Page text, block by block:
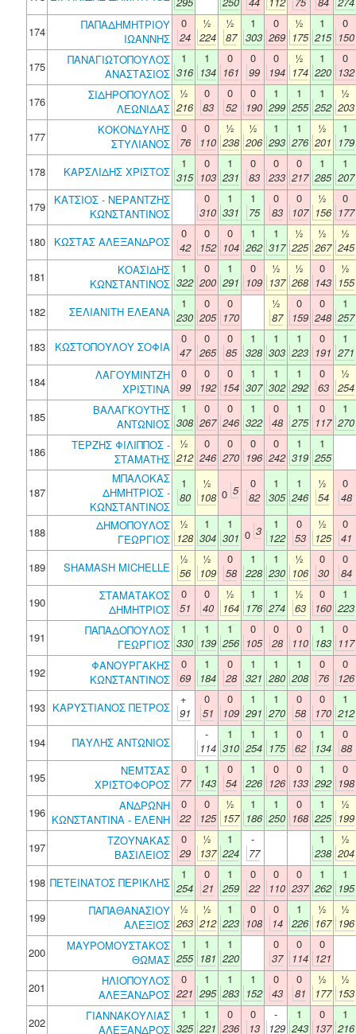
174
ΠΑΠΑΔΗΜΗΤΡΙΟΥ
ΙΩΑΝΝΗΣ
0
24
½
224
½
87
1
303
0
269
½
175
1
215
0
150
175
ΠΑΝΑΓΙΩΤΟΠΟΥΛΟΣ
ΑΝΑΣΤΑΣΙΟΣ
1
316
1
134
0
161
0
99
0
194
½
174
1
220
0
132
176
ΣΙΔΗΡΟΠΟΥΛΟΣ
ΛΕΩΝΙΔΑΣ
½
216
0
83
0
52
0
190
1
299
1
255
1
252
½
203
177
ΚΟΚΟΝΔΥΛΗΣ
ΣΤΥΛΙΑΝΟΣ
0
76
0
110
½
238
½
206
1
293
1
276
½
201
1
179
178
ΚΑΡΣΛΙΔΗΣ ΧΡΙΣΤΟΣ
1
315
0
103
1
231
0
83
0
233
0
217
1
285
1
207
179
ΚΑΤΣΙΟΣ - ΝΕΡΑΝΤΖΗΣ
ΚΩΝΣΤΑΝΤΙΝΟΣ
0
310
1
331
1
75
0
83
0
107
½
156
0
177
180
ΚΩΣΤΑΣ ΑΛΕΞΑΝΔΡΟΣ
0
42
0
152
0
104
1
262
1
317
½
225
½
267
½
245
181
ΚΟΑΣΙΔΗΣ
ΚΩΝΣΤΑΝΤΙΝΟΣ
1
322
0
200
1
291
0
109
½
137
½
268
0
143
½
155
182
ΣΕΛΙΑΝΙΤΗ ΕΛΕΑΝΑ
1
230
0
205
0
170
½
87
0
159
0
248
1
257
183
ΚΩΣΤΟΠΟΥΛΟΥ ΣΟΦΙΑ
0
47
0
265
0
85
1
328
1
303
1
223
0
191
1
271
184
ΛΑΓΟΥΜΙΝΤΖΗ
ΧΡΙΣΤΙΝΑ
0
99
0
192
0
154
1
307
1
302
1
292
0
63
½
254
185
ΒΑΛΑΓΚΟΥΤΗΣ
ΑΝΤΩΝΙΟΣ
1
308
0
267
0
246
1
322
0
48
1
275
0
117
1
270
186
ΤΕΡΖΗΣ ΦΙΛΙΠΠΟΣ -
ΣΤΑΜΑΤΗΣ
½
212
0
246
0
270
0
196
0
242
1
319
1
255
187
ΜΠΑΛΟΚΑΣ
ΔΗΜΗΤΡΙΟΣ -
ΚΩΝΣΤΑΝΤΙΝΟΣ
1
80
½
108 0 5
0
82
1
305
1
246
½
54
0
48
188
ΔΗΜΟΠΟΥΛΟΣ
ΓΕΩΡΓΙΟΣ
½
128
1
304
1
301 0 3
1
122
0
53
½
125
0
41
189
SHAMASH MICHELLE
½
56
½
109
0
58
1
228
1
230
½
106
0
30
0
84
190
ΣΤΑΜΑΤΑΚΟΣ
ΔΗΜΗΤΡΙΟΣ
0
51
0
40
½
164
1
176
1
274
½
63
0
160
1
223
191
ΠΑΠΑΔΟΠΟΥΛΟΣ
ΓΕΩΡΓΙΟΣ
1
330
1
139
1
256
0
105
0
28
0
110
1
183
0
117
192
ΦΑΝΟΥΡΓΑΚΗΣ
ΚΩΝΣΤΑΝΤΙΝΟΣ
0
69
1
184
0
28
1
321
1
280
1
208
0
76
0
126
193 ΚΑΡΥΣΤΙΑΝΟΣ ΠΕΤΡΟΣ
+
91
0
51
0
109
1
291
1
270
0
58
0
170
1
212
194
ΠΑΥΛΗΣ ΑΝΤΩΝΙΟΣ
-
114
1
310
1
254
1
175
0
62
1
134
0
88
195
ΝΕΜΤΣΑΣ
ΧΡΙΣΤΟΦΟΡΟΣ
0
77
1
143
0
54
1
226
0
126
0
133
1
292
0
198
196
ΑΝΔΡΩΝΗ
ΚΩΝΣΤΑΝΤΙΝΑ - ΕΛΕΝΗ
0
22
0
125
½
157
1
186
1
250
0
168
1
225
½
199
197
ΤΖΟΥΝΑΚΑΣ
ΒΑΣΙΛΕΙΟΣ
0
29
½
137
1
224
-
77
1
238
½
204
198 ΠΕΤΕΙΝΑΤΟΣ ΠΕΡΙΚΛΗΣ
1
254
0
21
1
259
0
22
0
110
0
237
1
262
1
195
199
ΠΑΠΑΘΑΝΑΣΙΟΥ
ΑΛΕΞΙΟΣ
½
263
½
212
1
223
0
108
0
14
1
226
½
167
½
196
200
ΜΑΥΡΟΜΟΥΣΤΑΚΟΣ
ΘΩΜΑΣ
1
255
1
181
1
220
0
37
0
114
0
121
201
ΗΛΙΟΠΟΥΛΟΣ
ΑΛΕΞΑΝΔΡΟΣ
0
221
1
295
1
283
1
152
0
43
0
81
½
177
½
153
202
ΓΙΑΝΝΑΚΟΥΛΙΑΣ
ΑΛΕΞΑΝΔΡΟΣ
1
325
1
221
0
236
0
13
-
129
1
243
0
137
1
216